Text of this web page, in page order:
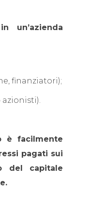
un’azienda
finanziatori);
azionisti).
è facilmente
pagati sui
del capitale